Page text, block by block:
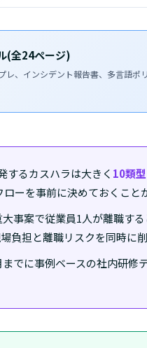
(全24ページ)
、インシデント報告書、多言語ポ
するカスハラは大きく 10類型
ーを事前に決めておくこと
大事案で従業員1人が離職す
負担と離職リスクを同時に削
でに事例ベースの社内研修